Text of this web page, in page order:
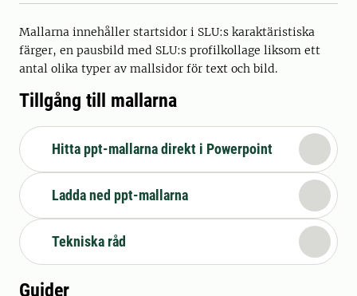
Mallarna innehåller startsidor i SLU:s karaktäristiska
färger, en pausbild med SLU:s profilkollage liksom ett
antal olika typer av mallsidor för text och bild.
Tillgång till mallarna
Hitta ppt-mallarna direkt i Powerpoint
Ladda ned ppt-mallarna
Tekniska råd
Guider